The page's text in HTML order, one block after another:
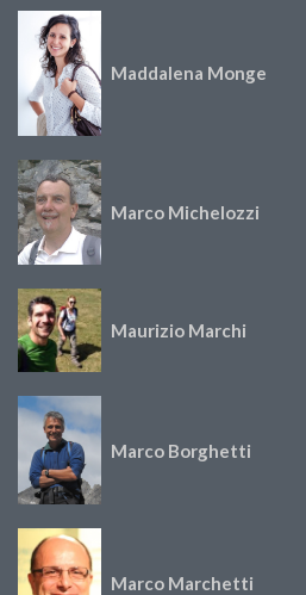
Maddalena Monge
Marco Michelozzi
Maurizio Marchi
Marco Borghetti
Marco Marchetti